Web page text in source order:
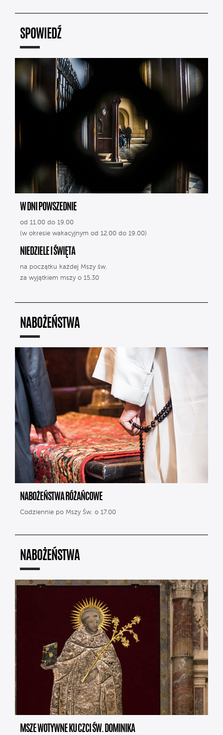
SPOWIEDŹ
W DNI POWSZEDNIE
od 11.00 do 19.00
(w okresie wakacyjnym od 12.00 do 19.00)
NIEDZIELE I ŚWIĘTA
na początku każdej Mszy św.
za wyjątkiem mszy o 15.30
NABOŻEŃSTWA
NABOŻEŃSTWA RÓŻAŃCOWE
Codziennie po Mszy Św. o 17.00
NABOŻEŃSTWA
MSZE WOTYWNE KU CZCI ŚW. DOMINIKA